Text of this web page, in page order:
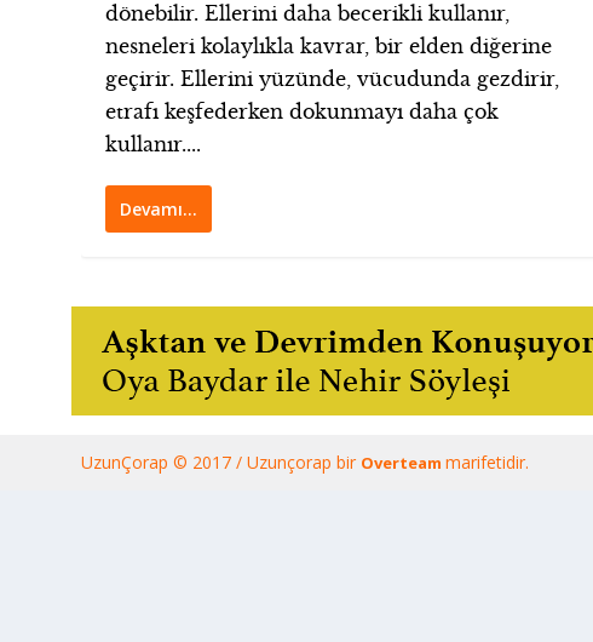
dönebilir. Ellerini daha becerikli kullanır,
nesneleri kolaylıkla kavrar, bir elden diğerine
geçirir. Ellerini yüzünde, vücudunda gezdirir,
etrafı keşfederken dokunmayı daha çok
kullanır....
Devamı…
UzunÇorap © 2017 / Uzunçorap bir Overteammarifetidir.